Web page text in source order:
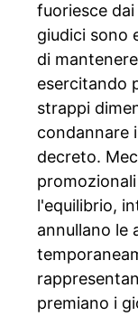
fuoriesce
giudici sono
di
esercitando
strappi
condannare
decreto.
l'equilibrio,
annullano le
premiano i